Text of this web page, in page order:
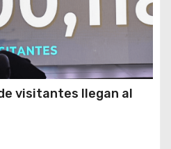
visitantes llegan al